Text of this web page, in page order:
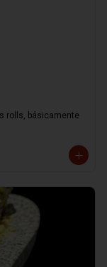
rolls, básicamente